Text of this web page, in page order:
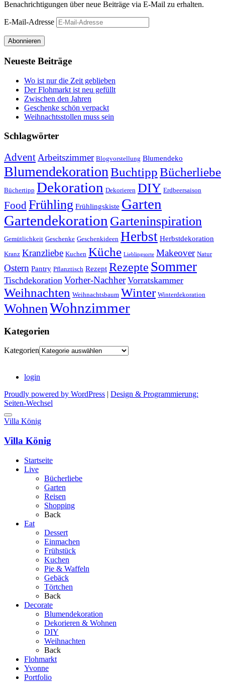
Benachrichtigungen über neue Beiträge via E-Mail zu erhalten.
E-Mail-Adresse
Abonnieren
Neueste Beiträge
Wo ist nur die Zeit geblieben
Der Flohmarkt ist neu gefüllt
Zwischen den Jahren
Geschenke schön verpackt
Weihnachtsstollen muss sein
Schlagwörter
Advent Arbeitszimmer Blogvorstellung Blumendeko
Blumendekoration BuchtippBücherliebe
Büchertipp Dekoration Dekorieren DIY Erdbeersaison
FoodFrühling Frühlingskiste Garten
Gartendekoration Garteninspiration
Gemütlichkeit Geschenke Geschenkideen Herbst Herbstdekoration
Kranz Kranzliebe Kuchen Küche Lieblingsorte Makeover Natur
Ostern Pantry Pflanztisch Rezept Rezepte Sommer
Tischdekoration Vorher-Nachher Vorratskammer
Weihnachten Weihnachtsbaum Winter Winterdekoration
WohnenWohnzimmer
Kategorien
Kategorien
login
Proudly powered by WordPress
Design & Programmierung:
Seiten-Wechsel
Villa König
Villa König
Startseite
Live
Bücherliebe
Garten
Reisen
Shopping
Back
Eat
Dessert
Einmachen
Frühstück
Kuchen
Pie & Waffeln
Gebäck
Törtchen
Back
Decorate
Blumendekoration
Dekorieren & Wohnen
DIY
Weihnachten
Back
Flohmarkt
Yvonne
Portfolio